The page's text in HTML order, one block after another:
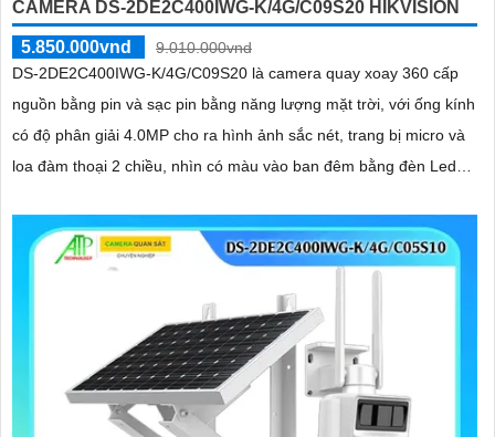
CAMERA DS-2DE2C400IWG-K/4G/C09S20 HIKVISION
5.850.000vnd
9.010.000vnd
DS-2DE2C400IWG-K/4G/C09S20 là camera quay xoay 360 cấp
nguồn bằng pin và sạc pin bằng năng lượng mặt trời, với ống kính
có độ phân giải 4.0MP cho ra hình ảnh sắc nét, trang bị micro và
loa đàm thoại 2 chiều, nhìn có màu vào ban đêm bằng đèn Led